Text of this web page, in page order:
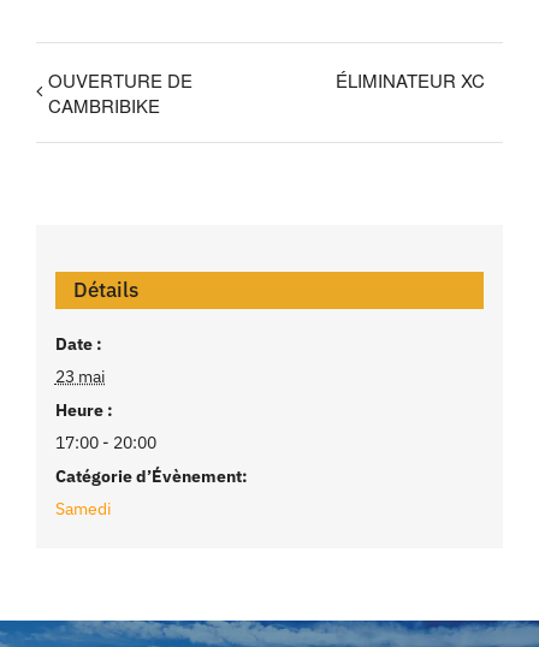
OUVERTURE DE
CAMBRIBIKE
ÉLIMINATEUR XC
Détails
Date :
23 mai
Heure :
17:00 - 20:00
Catégorie d’Évènement:
Samedi